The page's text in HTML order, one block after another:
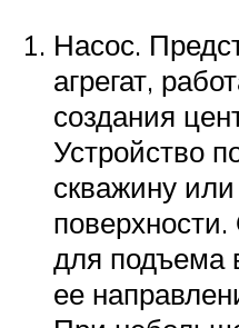
Насос.
агрегат,
создания
Устройство
скважину
для подъема
ее